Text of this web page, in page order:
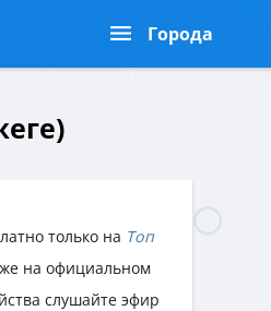
Города
только на Топ
на официальном
слушайте эфир